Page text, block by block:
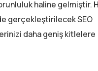
haline gelmiştir.
gerçekleştirilecek SEO
daha geniş kitlelere